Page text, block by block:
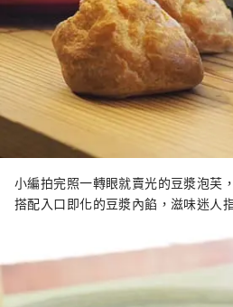
小編拍完照一轉眼就賣光的豆漿泡芙
搭配入口即化的豆漿內餡，滋味迷人